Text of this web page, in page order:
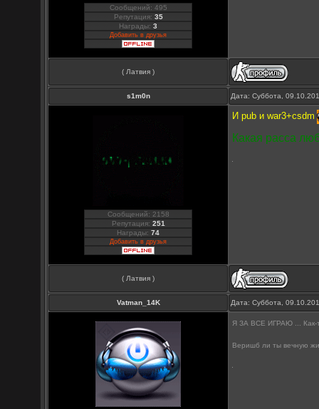
Сообщений: 495
Репутация: 35
Награды:3
Добавить в друзья
( Латвия )
s1m0n Дата: Суббота,
Сообщений: 2158
Репутация: 251
Награды:74
Добавить в друзья
И pub и war3+csdm
Какая расса
( Латвия )
Vatman_14K Дата: Суббота,
Я ЗА ВСЕ ИГРАЮ ... Как-
Веришб ли ты вечную